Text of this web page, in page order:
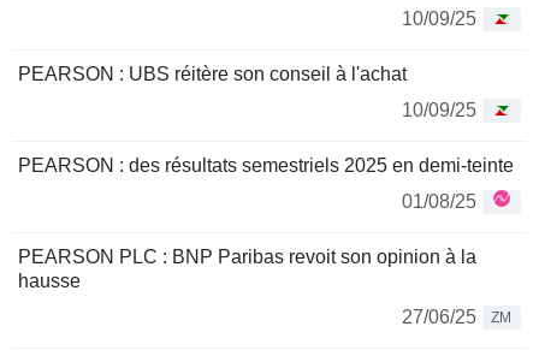
10/09/25
PEARSON : UBS réitère son conseil à l'achat
10/09/25
PEARSON : des résultats semestriels 2025 en demi-teinte
01/08/25
PEARSON PLC : BNP Paribas revoit son opinion à la
hausse
27/06/25
ZM